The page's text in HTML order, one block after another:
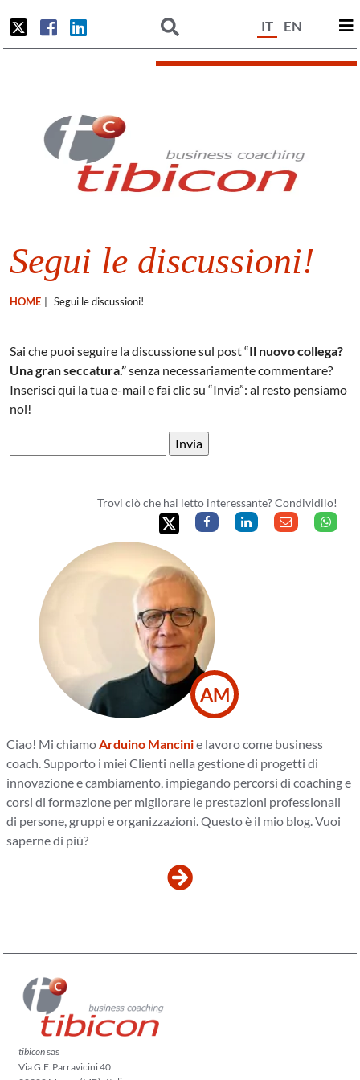
IT EN
Segui le discussioni!
HOME Segui le discussioni!
Sai che puoi seguire la discussione sul post “Il nuovo collega?
Una gran seccatura.”senza necessariamente commentare?
Inserisci qui la tua e-mail e fai clic su “Invia”: al resto pensiamo
noi!
Trovi ciò che hai letto interessante? Condividilo!
AM
Ciao! Mi chiamo Arduino Mancinie lavoro come business
coach. Supporto i miei Clienti nella gestione di progetti di
innovazione e cambiamento, impiegando percorsi di coaching e
corsi di formazione per migliorare le prestazioni professionali
di persone, gruppi e organizzazioni. Questo è il mio blog. Vuoi
saperne di più?
tibiconsas
Via G.F. Parravicini 40